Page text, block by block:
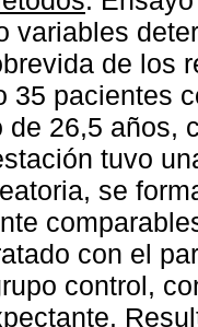
variables
de los
35 pacientes
de 26,5 años,
tuvo
se
con el
control,